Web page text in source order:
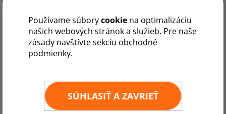
Používame súborycookie na optimalizáciu
našich webových stránok a služieb. Pre naše
zásady navštívte sekciu obchodné
podmienky.
SÚHLASIŤ A ZAVRIEŤ
Plastová hlavica